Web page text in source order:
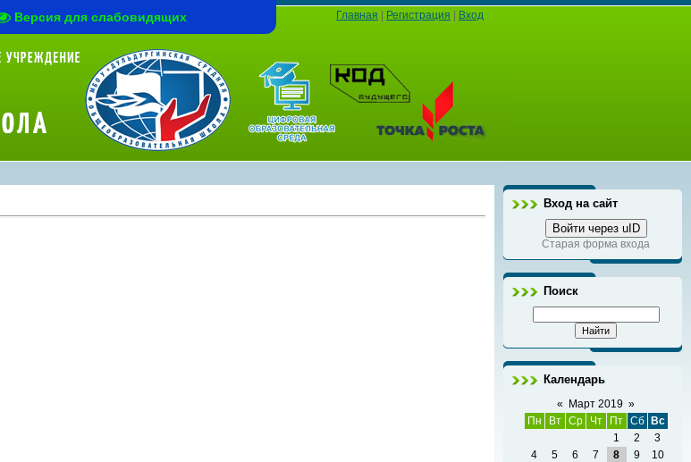
Версия для слабовидящих Главная Регистрация Вход
Вход на сайт
Войти через uID
Старая форма входа
Поиск
Календарь
« Март 2019 »
Пн
Вт Ср Чт Пт Сб
Вс
1
2
3
4
5 6 7 8 9
10